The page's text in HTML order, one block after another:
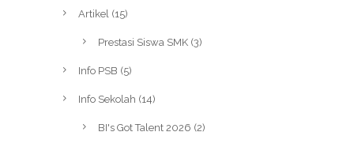
Artikel (15)
Prestasi Siswa SMK (3)
Info PSB (5)
Info Sekolah (14)
BI's Got Talent 2026 (2)